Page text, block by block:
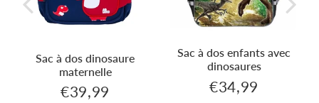
Sac à dos dinosaure
maternelle
Prix
€39,99
Sac à dos enfants avec
dinosaures
Prix
€34,99